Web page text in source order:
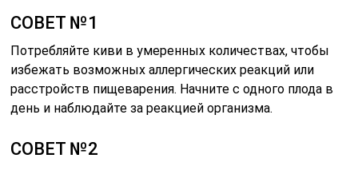
СОВЕТ №1
Потребляйте киви в умеренных количествах, чтобы
избежать возможных аллергических реакций или
расстройств пищеварения. Начните с одного плода в
день и наблюдайте за реакцией организма.
СОВЕТ №2